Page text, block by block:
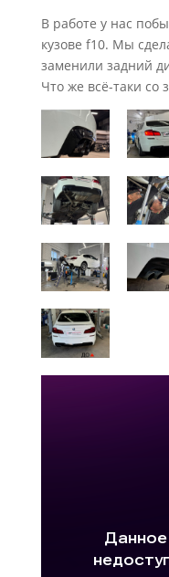
В работе у нас
кузове f10. Мы
заменили задний
Что же всё-таки со